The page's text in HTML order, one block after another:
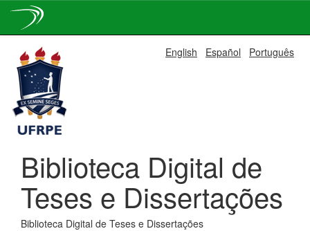
navigation
English Español Português
Biblioteca Digital de
Teses e Dissertações
Biblioteca Digital de Teses e Dissertações